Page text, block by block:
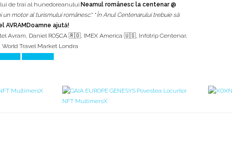
de trai al hunedoreanului. Neamul românesc la centenar @
un motor al turismului românesc." "În Anul Centenarului trebuie să
AVRAMDoamne ajută!
Avram Daniel ROȘCA 🇷🇴 IMEX America 🇺🇸 Infotrip Centenar,
World Travel Market Londra